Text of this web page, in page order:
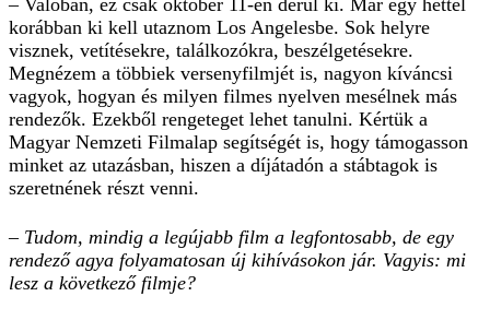
– Valóban, ez csak október 11-én derül ki. Már egy héttel
korábban ki kell utaznom Los Angelesbe. Sok helyre
visznek, vetítésekre, találkozókra, beszélgetésekre.
Megnézem a többiek versenyfilmjét is, nagyon kíváncsi
vagyok, hogyan és milyen filmes nyelven mesélnek más
rendezők. Ezekből rengeteget lehet tanulni. Kértük a
Magyar Nemzeti Filmalap segítségét is, hogy támogasson
minket az utazásban, hiszen a díjátadón a stábtagok is
szeretnének részt venni.
– Tudom, mindig a legújabb film a legfontosabb, de egy
rendező agya folyamatosan új kihívásokon jár. Vagyis: mi
lesz a következő filmje?